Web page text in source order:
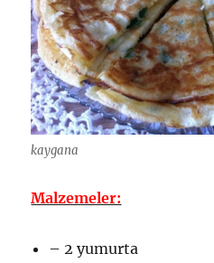
kaygana
Malzemeler:
– 2 yumurta